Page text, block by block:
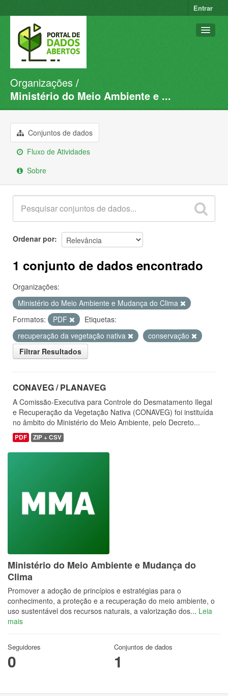
Entrar
Conjuntos de dados
Organizações
Sobre
Organizações
Ministério do Meio Ambiente e ...
Conjuntos de dados
Fluxo de Atividades
Sobre
Ordenar por
1 conjunto de dados encontrado
Organizações:
Ministério do Meio Ambiente e Mudança do Clima
Formatos:
PDF
Etiquetas:
recuperação da vegetação nativa
conservação
Filtrar Resultados
CONAVEG / PLANAVEG
A Comissão-Executiva para Controle do Desmatamento Ilegal
e Recuperação da Vegetação Nativa (CONAVEG) foi instituída
no âmbito do Ministério do Meio Ambiente, pelo Decreto...
PDF ZIP + CSV
Ministério do Meio Ambiente e Mudança do
Clima
Promover a adoção de princípios e estratégias para o
conhecimento, a proteção e a recuperação do meio ambiente, o
uso sustentável dos recursos naturais, a valorização dos... Leia
mais
Seguidores
0
Conjuntos de dados
1